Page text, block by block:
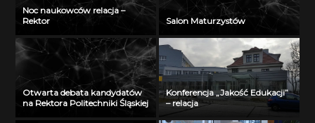
Noc naukowców relacja –
Rektor
Salon Maturzystów
Otwarta debata kandydatów
na Rektora Politechniki Śląskiej
Konferencja „Jakość Edukacji”
– relacja